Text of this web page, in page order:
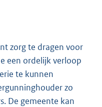
zorg te dragen voor
een ordelijk verloop
te kunnen
zo
De gemeente kan